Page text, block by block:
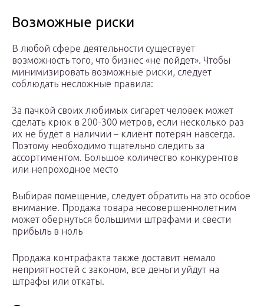
Возможные риски
В любой сфере деятельности существует
возможность того, что бизнес «не пойдет». Чтобы
минимизировать возможные риски, следует
соблюдать несложные правила:
За пачкой своих любимых сигарет человек может
сделать крюк в 200-300 метров, если несколько раз
их не будет в наличии – клиент потерян навсегда.
Поэтому необходимо тщательно следить за
ассортиментом. Большое количество конкурентов
или непроходное место
Выбирая помещение, следует обратить на это особое
внимание. Продажа товара несовершеннолетним
может обернуться большими штрафами и свести
прибыль в ноль
Продажа контрафакта также доставит немало
неприятностей с законом, все деньги уйдут на
штрафы или откаты.